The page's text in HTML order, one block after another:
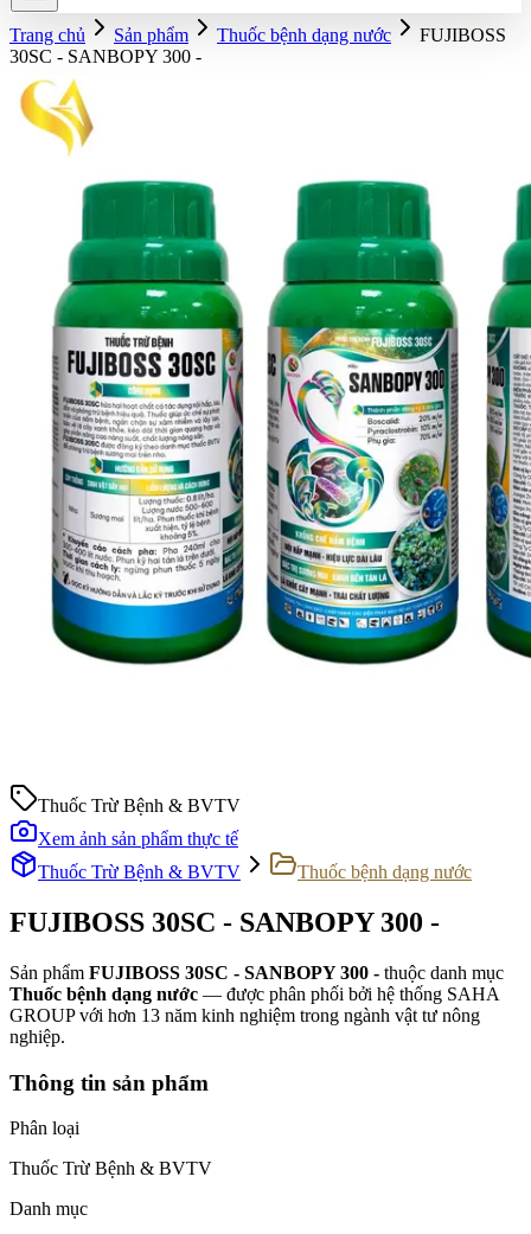
Trang chủ Sản phẩm Thuốc bệnh dạng nước
FUJIBOSS
30SC - SANBOPY 300 -
Thuốc Trừ Bệnh & BVTV
Xem ảnh sản phẩm thực tế
Thuốc Trừ Bệnh & BVTV
Thuốc bệnh dạng nước
FUJIBOSS 30SC - SANBOPY 300 -
Sản phẩm FUJIBOSS 30SC - SANBOPY 300 - thuộc danh mục
Thuốc bệnh dạng nước — được phân phối bởi hệ thống SAHA
GROUP với hơn 13 năm kinh nghiệm trong ngành vật tư nông
nghiệp.
Thông tin sản phẩm
Phân loại
Thuốc Trừ Bệnh & BVTV
Danh mục